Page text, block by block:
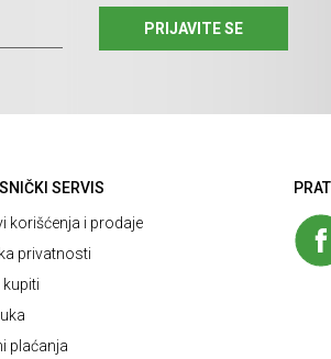
PRIJAVITE SE
SERVIS
korišćenja i prodaje
privatnosti
kupiti
plaćanja